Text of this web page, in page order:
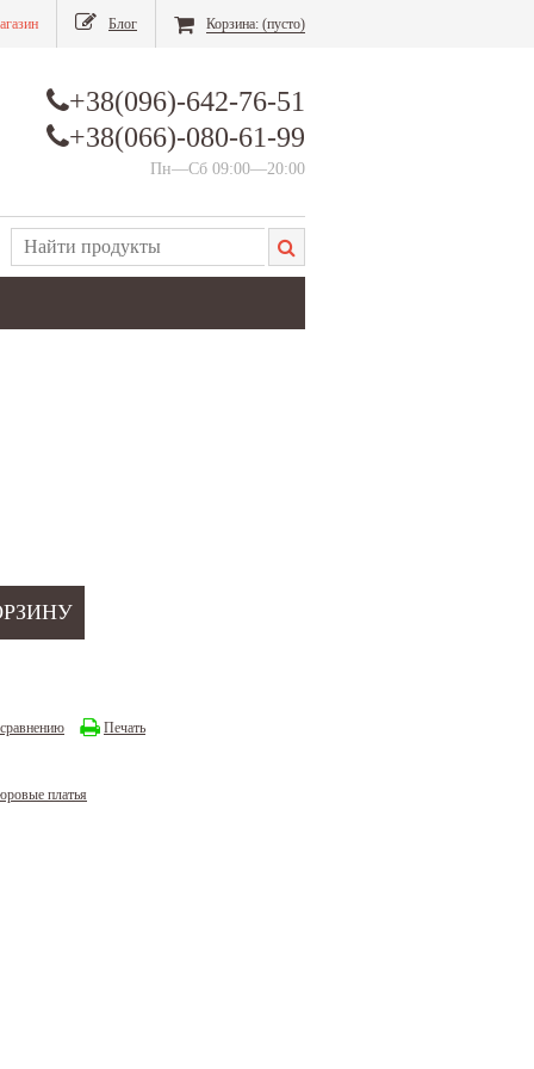
Блог Корзина: (пусто)
+38(096)-642-76-51
+38(066)-080-61-99
Пн—Сб 09:00—20:00
Печать
платья